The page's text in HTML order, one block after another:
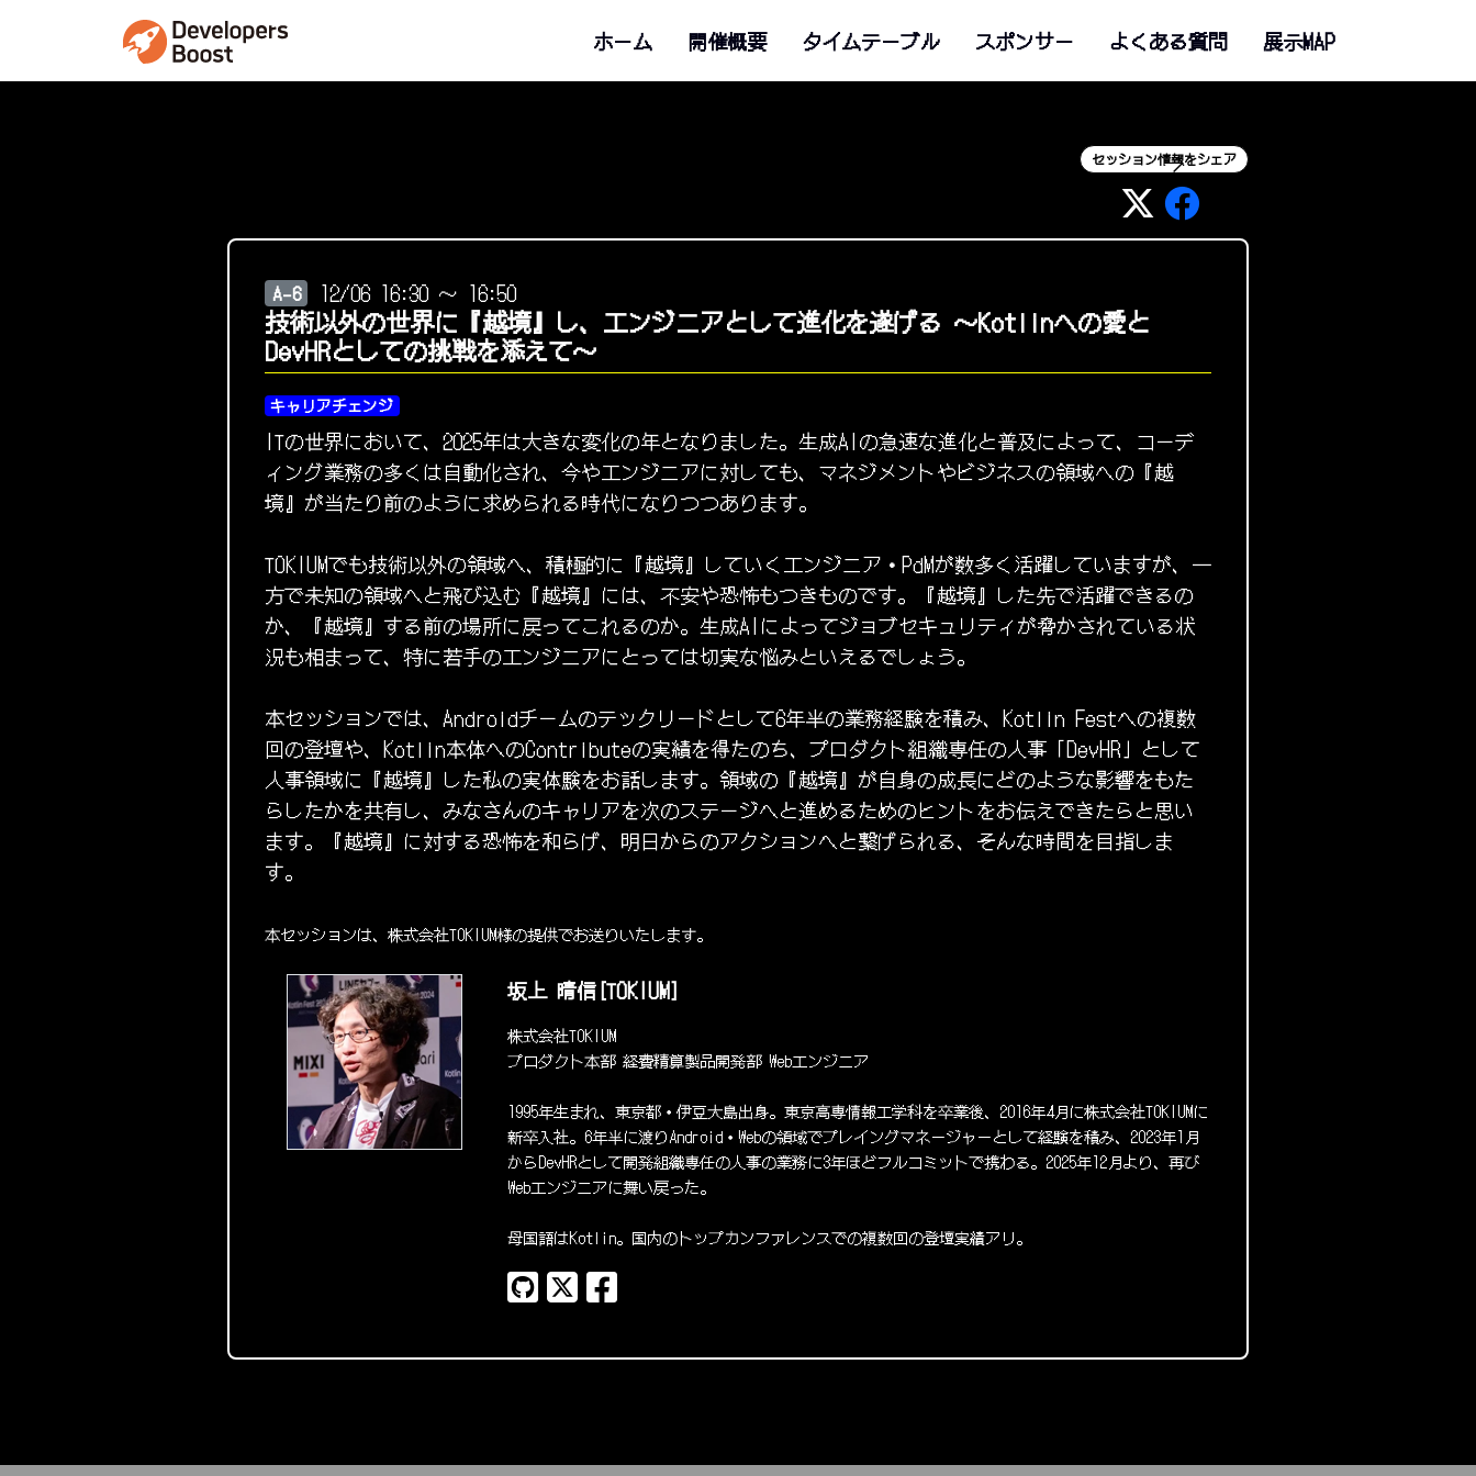
ホーム 開催概要 タイムテーブル スポンサー よくある質問 展示MAP
セッション情報をシェア
A-6 12/06 16:30 ～ 16:50
技術以外の世界に『越境』し、エンジニアとして進化を遂げる 〜Kotlinへの愛と
DevHRとしての挑戦を添えて〜
キャリアチェンジ
ITの世界において、2025年は大きな変化の年となりました。生成AIの急速な進化と普及によって、コーデ
ィング業務の多くは自動化され、今やエンジニアに対しても、マネジメントやビジネスの領域への『越
境』が当たり前のように求められる時代になりつつあります。
TOKIUMでも技術以外の領域へ、積極的に『越境』していくエンジニア・PdMが数多く活躍していますが、一
方で未知の領域へと飛び込む『越境』には、不安や恐怖もつきものです。『越境』した先で活躍できるの
か、『越境』する前の場所に戻ってこれるのか。生成AIによってジョブセキュリティが脅かされている状
況も相まって、特に若手のエンジニアにとっては切実な悩みといえるでしょう。
本セッションでは、Androidチームのテックリードとして6年半の業務経験を積み、Kotlin Festへの複数
回の登壇や、Kotlin本体へのContributeの実績を得たのち、プロダクト組織専任の人事「DevHR」として
人事領域に『越境』した私の実体験をお話します。領域の『越境』が自身の成長にどのような影響をもた
らしたかを共有し、みなさんのキャリアを次のステージへと進めるためのヒントをお伝えできたらと思い
ます。『越境』に対する恐怖を和らげ、明日からのアクションへと繋げられる、そんな時間を目指しま
す。
本セッションは、株式会社TOKIUM様の提供でお送りいたします。
坂上 晴信[TOKIUM]
株式会社TOKIUM
プロダクト本部 経費精算製品開発部 Webエンジニア
1995年生まれ、東京都・伊豆大島出身。東京高専情報工学科を卒業後、2016年4月に株式会社TOKIUMに
新卒入社。6年半に渡りAndroid・Webの領域でプレイングマネージャーとして経験を積み、2023年1月
からDevHRとして開発組織専任の人事の業務に3年ほどフルコミットで携わる。2025年12月より、再び
Webエンジニアに舞い戻った。
母国語はKotlin。国内のトップカンファレンスでの複数回の登壇実績アリ。